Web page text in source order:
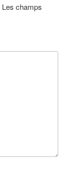
Les champs